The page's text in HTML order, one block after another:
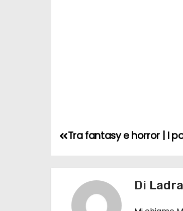
NTra fantasy e horror | I
Di